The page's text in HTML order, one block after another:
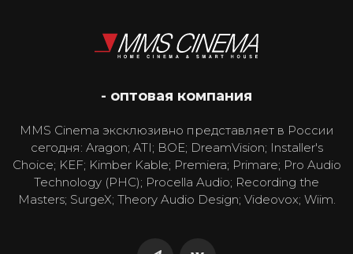
- оптовая компания
MMS Cinema эксклюзивно представляет в России
сегодня: Aragon; ATI; BOE; DreamVision; Installer's
Choice; KEF; Kimber Kable; Premiera; Primare; Pro Audio
Technology (PHC); Procella Audio; Recording the
Masters; SurgeX; Theory Audio Design; Videovox; Wiim.